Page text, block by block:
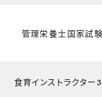
管理栄養士国家試
食育インストラクタ